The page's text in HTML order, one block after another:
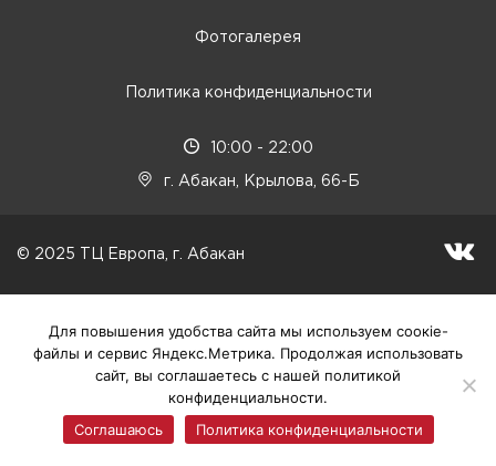
Фотогалерея
Политика конфиденциальности
10:00 - 22:00
г. Абакан, Крылова, 66-Б
© 2025 ТЦ Европа, г. Абакан
Для повышения удобства сайта мы используем соокіе-
файлы и сервис Яндекс.Метрика. Продолжая использовать
сайт, вы соглашаетесь с нашей политикой
конфиденциальности.
Соглашаюсь
Политика конфиденциальности